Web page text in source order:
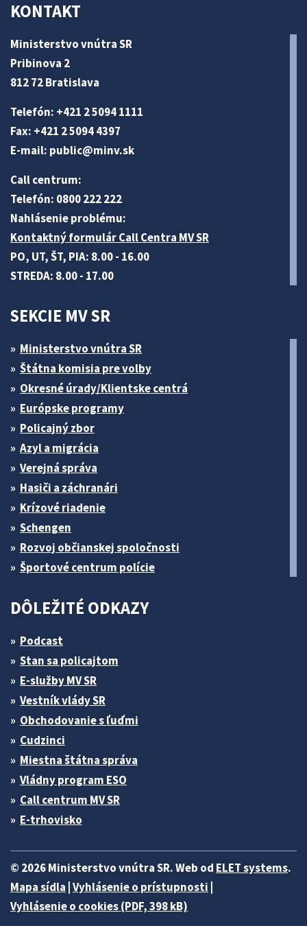
KONTAKT
Ministerstvo vnútra SR
Pribinova 2
812 72 Bratislava
Telefón: +421 2 5094 1111
Fax: +421 2 5094 4397
E-mail: public@minv.sk
Call centrum:
Telefón: 0800 222 222
Nahlásenie problému:
Kontaktný formulár Call Centra MV SR
PO, UT, ŠT, PIA: 8.00 - 16.00
STREDA: 8.00 - 17.00
SEKCIE MV SR
Ministerstvo vnútra SR
Štátna komisia pre volby
Okresné úrady/Klientske centrá
Európske programy
Policajný zbor
Azyl a migrácia
Verejná správa
Hasiči a záchranári
Krízové riadenie
Schengen
Rozvoj občianskej spoločnosti
Športové centrum polície
DÔLEŽITÉ ODKAZY
Podcast
Stan sa policajtom
E-služby MV SR
Vestník vlády SR
Obchodovanie s ľuďmi
Cudzinci
Miestna štátna správa
Vládny program ESO
Call centrum MV SR
E-trhovisko
© 2026 Ministerstvo vnútra SR. Web od ELET systems.
Mapa sídla Vyhlásenie o prístupnosti
Vyhlásenie o cookies (PDF, 398 kB)